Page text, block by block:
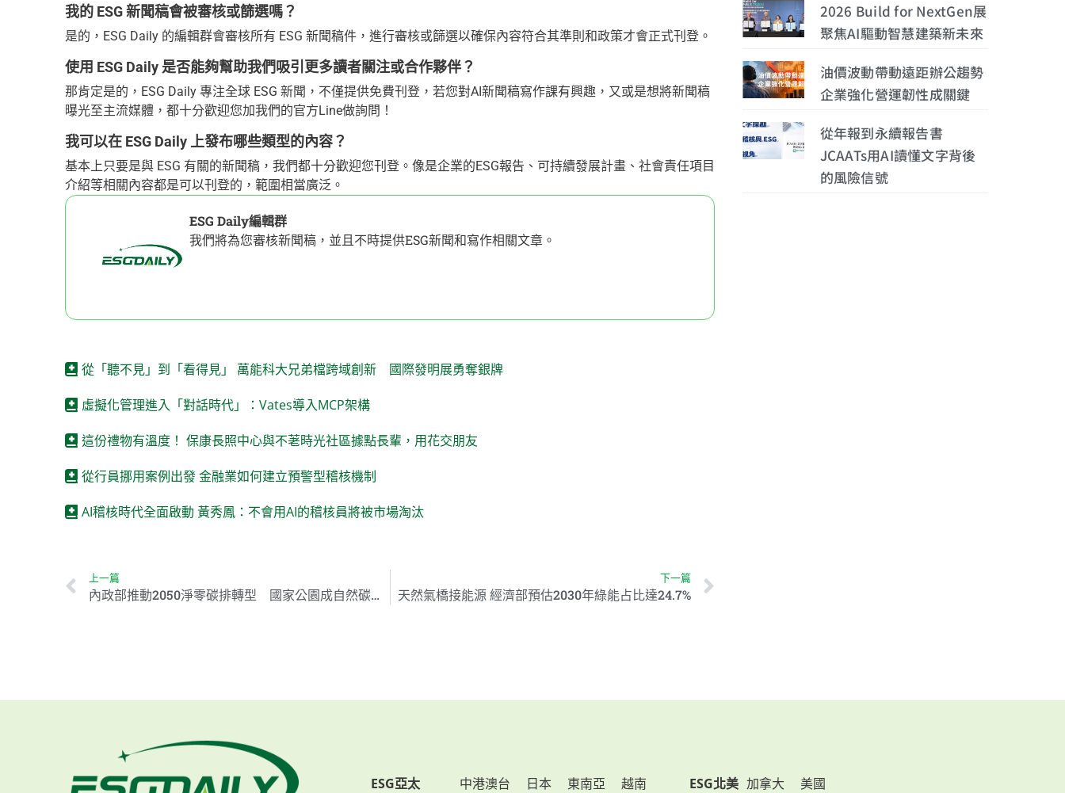
我的 ESG 新聞稿會被審核或篩選嗎？
是的，ESG Daily 的編輯群會審核所有 ESG 新聞稿件，進行審核或篩選以確保內容符合其準則和政策才會正式刊登。
使用 ESG Daily 是否能夠幫助我們吸引更多讀者關注或合作夥伴？
那肯定是的，ESG Daily 專注全球 ESG 新聞，不僅提供免費刊登，若您對AI新聞稿寫作課有興趣，又或是想將新聞稿
曝光至主流媒體，都十分歡迎您加我們的官方Line做詢問！
我可以在 ESG Daily 上發布哪些類型的內容？
基本上只要是與 ESG 有關的新聞稿，我們都十分歡迎您刊登。像是企業的ESG報告、可持續發展計畫、社會責任項目
介紹等相關內容都是可以刊登的，範圍相當廣泛。
ESG Daily編輯群
我們將為您審核新聞稿，並且不時提供ESG新聞和寫作相關文章。
從「聽不見」到「看得見」 萬能科大兄弟檔跨域創新 國際發明展勇奪銀牌
虛擬化管理進入「對話時代」：Vates導入MCP架構
這份禮物有溫度！ 保康長照中心與不荖時光社區據點長輩，用花交朋友
從行員挪用案例出發 金融業如何建立預警型稽核機制
AI稽核時代全面啟動 黃秀鳳：不會用AI的稽核員將被市場淘汰
上一篇
內政部推動2050淨零碳排轉型 國家公園成自然碳匯吸存區關鍵
下一篇
天然氣橋接能源 經濟部預估2030年綠能占比達24.7%
2026 Build for NextGen展
聚焦AI驅動智慧建築新未來
油價波動帶動遠距辦公趨勢
企業強化營運韌性成關鍵
從年報到永續報告書
JCAATs用AI讀懂文字背後
的風險信號
ESG亞太 中港澳台 日本 東南亞 越南 ESG北美 加拿大 美國